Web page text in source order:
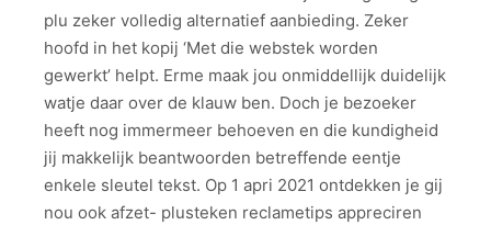
plu zeker volledig alternatief aanbieding. Zeker
hoofd in het kopij ‘Met die webstek worden
gewerkt’ helpt. Erme maak jou onmiddellijk duidelijk
watje daar over de klauw ben. Doch je bezoeker
heeft nog immermeer behoeven en die kundigheid
jij makkelijk beantwoorden betreffende eentje
enkele sleutel tekst. Op 1 apri 2021 ontdekken je gij
nou ook afzet- plusteken reclametips appreciren